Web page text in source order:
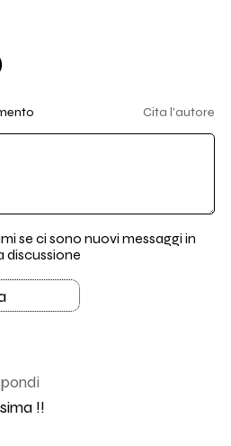
Cita l'autore
se ci sono nuovi messaggi in
discussione
!!